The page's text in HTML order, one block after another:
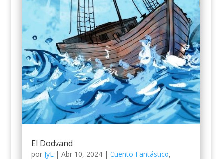
El Dodvand
por JyE| Abr 10, 2024| Cuento Fantástico,